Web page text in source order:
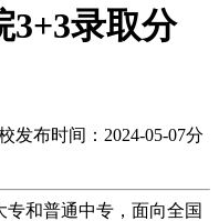
3+3录取分
发布时间：2024-05-07分
和普通中专，面向全国